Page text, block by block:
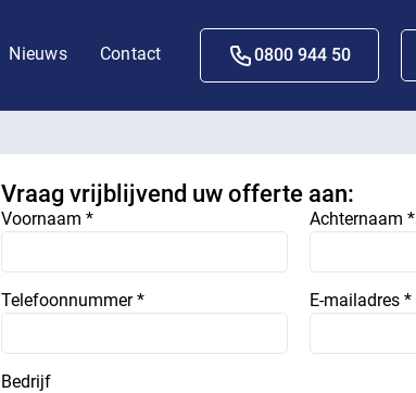
Nieuws Contact 0800 944 50
Vraag vrijblijvend uw offerte aan:
Voornaam * Achternaam *
Telefoonnummer * E-mailadres *
Bedrijf